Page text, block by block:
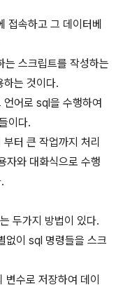
접속하고 그 데이터베
는 스크립트를 작성하는
하는 것이다.
언어로 sql을 수행하여
이다.
터 큰 작업까지 처리
자와 대화식으로 수행
두가지 방법이 있다.
없이 sql 명령들을 스크
수로 저장하여 데이